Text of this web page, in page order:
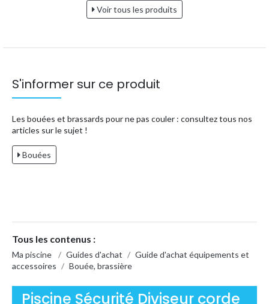
Voir tous les produits
S'informer sur ce produit
Les bouées et brassards pour ne pas couler : consultez tous nos
articles sur le sujet !
Bouées
Tous les contenus :
Ma piscine / Guides d'achat / Guide d'achat équipements et
accessoires / Bouée, brassière
Piscine Sécurité Diviseur corde